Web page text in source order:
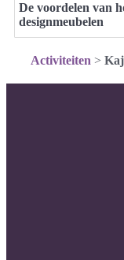
De voordelen van
designmeubelen
Activiteiten >